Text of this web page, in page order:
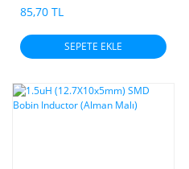
Elektronik) 25MHz 64Ohm
85,70 TL
SEPETE EKLE